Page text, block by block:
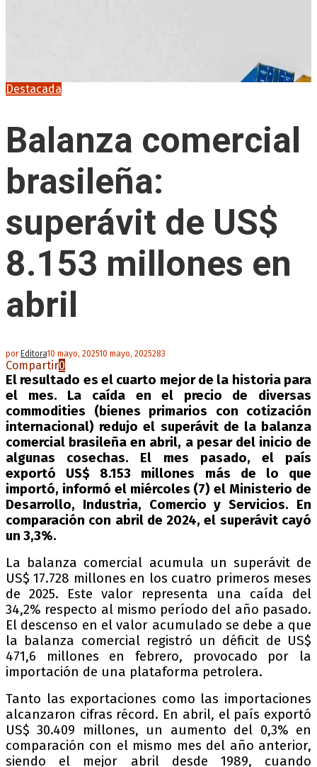
Destacada
Balanza comercial
brasileña:
superávit de US$
8.153 millones en
abril
por Editora10 mayo, 202510 mayo, 2025283
Compartir0
El resultado es el cuarto mejor de la historia para
el mes. La caída en el precio de diversas
commodities (bienes primarios con cotización
internacional) redujo el superávit de la balanza
comercial brasileña en abril, a pesar del inicio de
algunas cosechas. El mes pasado, el país
exportó US$ 8.153 millones más de lo que
importó, informó el miércoles (7) el Ministerio de
Desarrollo, Industria, Comercio y Servicios. En
comparación con abril de 2024, el superávit cayó
un 3,3%.
La balanza comercial acumula un superávit de
US$ 17.728 millones en los cuatro primeros meses
de 2025. Este valor representa una caída del
34,2% respecto al mismo período del año pasado.
El descenso en el valor acumulado se debe a que
la balanza comercial registró un déficit de US$
471,6 millones en febrero, provocado por la
importación de una plataforma petrolera.
Tanto las exportaciones como las importaciones
alcanzaron cifras récord. En abril, el país exportó
US$ 30.409 millones, un aumento del 0,3% en
comparación con el mismo mes del año anterior,
siendo el mejor abril desde 1989, cuando